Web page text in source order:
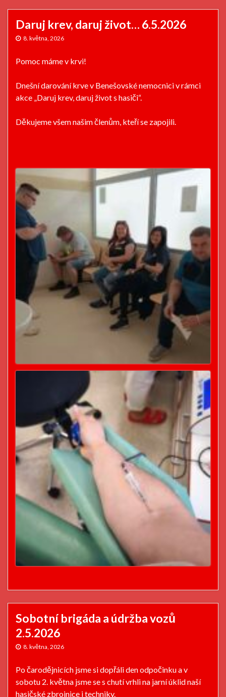
Daruj krev, daruj život… 6.5.2026
8. května, 2026
Pomoc máme v krvi!
Dnešní darování krve v Benešovské nemocnici v rámci
akce „Daruj krev, daruj život s hasiči“.
Děkujeme všem našim členům, kteří se zapojili.
Sobotní brigáda a údržba vozů
2.5.2026
8. května, 2026
Po čarodějnicích jsme si dopřáli den odpočinku a v
sobotu 2. května jsme se s chutí vrhli na jarní úklid naší
hasičské zbrojnice i techniky.